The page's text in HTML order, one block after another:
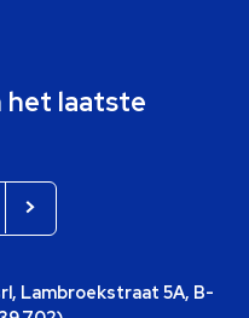
het laatste
Lambroekstraat 5A, B-